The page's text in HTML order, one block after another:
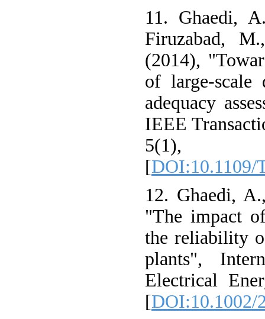
11. Ghaedi,
Firuzabad,
(2014),
of large-scale
adequacy
IEEE
[DOI:10.1109/
12. Ghaedi,
"The impact
the reliability
plants",
Electrical
[DOI:10.1002/